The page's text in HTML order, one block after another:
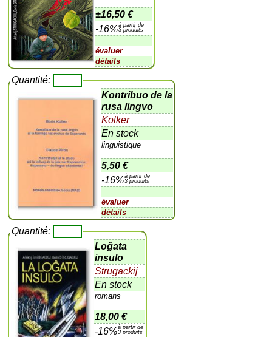
±16,50 €
-16%à partir de
3 produits
évaluer
détails
Quantité:
Kontribuo de la
rusa lingvo
Kolker
En stock
linguistique
5,50 €
-16%à partir de
3 produits
évaluer
détails
Quantité:
Loĝata
insulo
Strugackij
En stock
romans
18,00 €
-16%à partir de
3 produits